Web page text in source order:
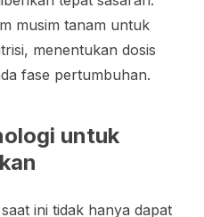
musim tanam untuk
menentukan dosis
fase pertumbuhan.
untuk
ini tidak hanya dapat